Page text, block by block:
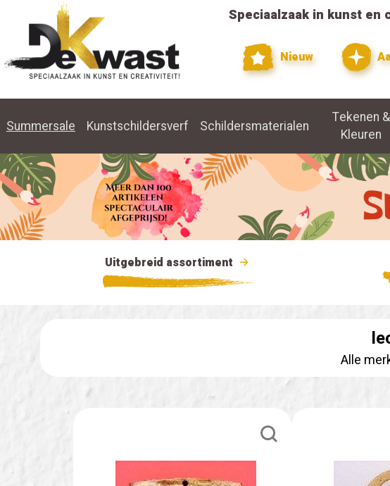
Speciaalzaak in kunst en
Nieuw
Summersale Kunstschildersverf Schildersmaterialen
Tekenen &
Kleuren
Uitgebreid assortiment
Alle